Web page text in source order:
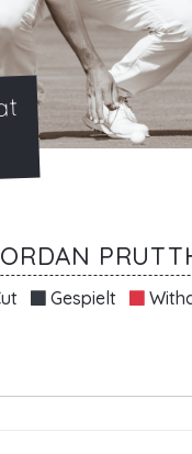
Gespielt